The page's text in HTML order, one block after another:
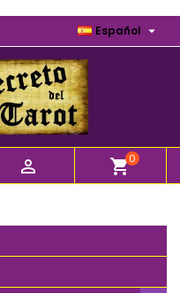
Español 
 shopping_cart0